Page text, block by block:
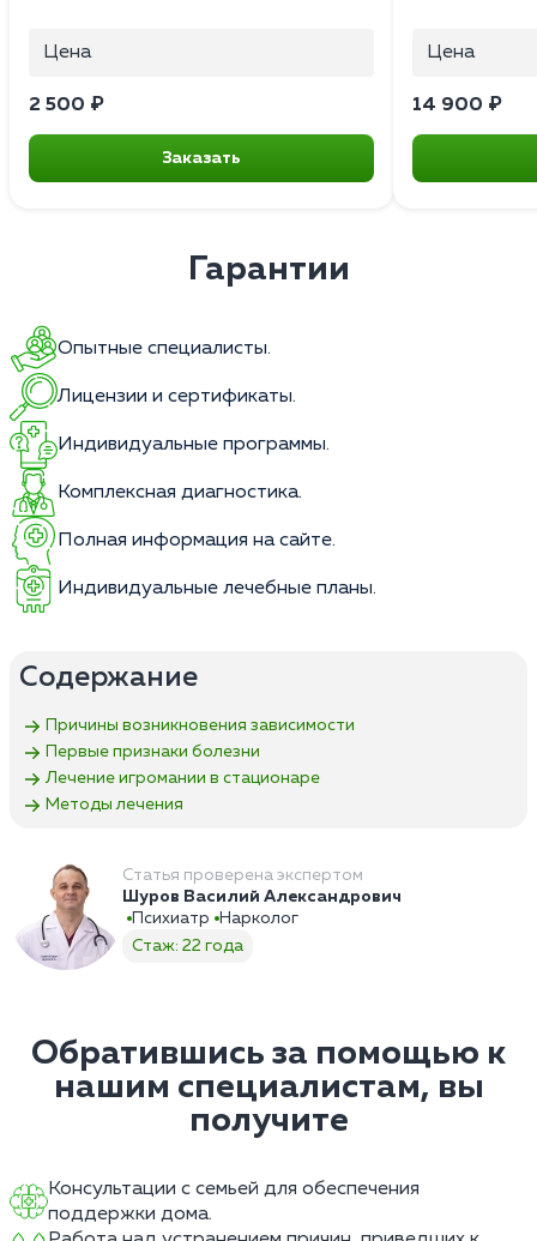
Цена
2 500 ₽
Заказать
Цена
14 900 ₽
Гарантии
Опытные специалисты.
Лицензии и сертификаты.
Индивидуальные программы.
Комплексная диагностика.
Полная информация на сайте.
Индивидуальные лечебные планы.
Содержание
Причины возникновения зависимости
Первые признаки болезни
Лечение игромании в стационаре
Методы лечения
Статья проверена экспертом
Шуров Василий Александрович
Психиатр
Нарколог
Стаж: 22 года
Обратившись за помощью к
нашим специалистам, вы
получите
Консультации с семьей для обеспечения
поддержки дома.